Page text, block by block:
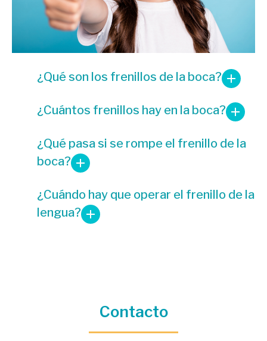
¿Qué son los frenillos de la boca?
¿Cuántos frenillos hay en la boca?
¿Qué pasa si se rompe el frenillo de la
boca?
¿Cuándo hay que operar el frenillo de la
lengua?
Contacto